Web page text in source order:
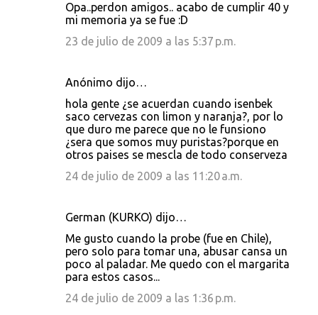
Opa..perdon amigos.. acabo de cumplir 40 y
mi memoria ya se fue :D
23 de julio de 2009 a las 5:37 p.m.
Anónimo dijo…
hola gente ¿se acuerdan cuando isenbek
saco cervezas con limon y naranja?, por lo
que duro me parece que no le funsiono
¿sera que somos muy puristas?porque en
otros paises se mescla de todo conserveza
24 de julio de 2009 a las 11:20 a.m.
German (KURKO) dijo…
Me gusto cuando la probe (fue en Chile),
pero solo para tomar una, abusar cansa un
poco al paladar. Me quedo con el margarita
para estos casos...
24 de julio de 2009 a las 1:36 p.m.